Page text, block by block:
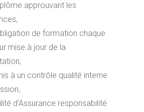
approuvant les
de formation chaque
mise à jour de la
à un contrôle qualité interne
d’Assurance responsabilité